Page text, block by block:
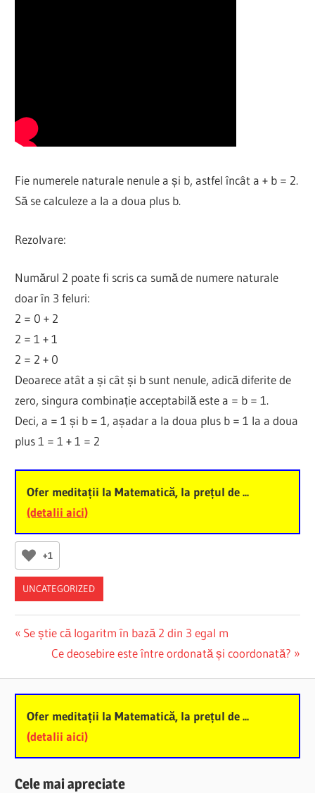
Fie numerele naturale nenule a și b, astfel încât a + b = 2.
Să se calculeze a la a doua plus b.
Rezolvare:
Numărul 2 poate fi scris ca sumă de numere naturale
doar în 3 feluri:
2 = 0 + 2
2 = 1 + 1
2 = 2 + 0
Deoarece atât a și cât și b sunt nenule, adică diferite de
zero, singura combinație acceptabilă este a = b = 1.
Deci, a = 1 și b = 1, așadar a la doua plus b = 1 la a doua
plus 1 = 1 + 1 = 2
Ofer meditații la Matematică, la prețul de ...
(detalii aici)
+1
UNCATEGORIZED
Post
navigation
Previous
Se știe că logaritm în bază 2 din 3 egal m
Next
Ce deosebire este între ordonată și coordonată?
Ofer meditații la Matematică, la prețul de ...
(detalii aici)
Cele mai apreciate